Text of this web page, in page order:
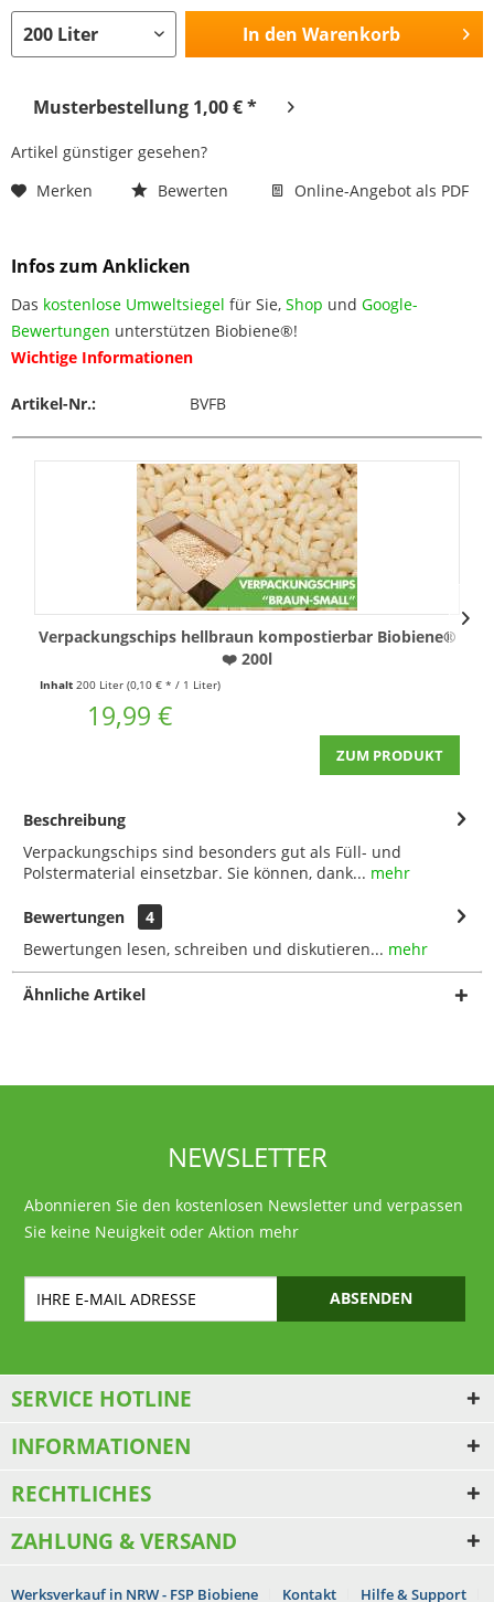
In den Warenkorb
Musterbestellung 1,00 € *
Artikel günstiger gesehen?
Merken
Bewerten Online-Angebot als PDF
Infos zum Anklicken
Das kostenlose Umweltsiegel für Sie, Shop und Google-
Bewertungen unterstützen Biobiene®!
Wichtige Informationen
Artikel-Nr.: BVFB
Verpackungschips hellbraun kompostierbar Biobiene®
❤️ 200l
Inhalt 200 Liter (0,10 € * / 1 Liter)
19,99 €
ZUM PRODUKT
Beschreibung
Verpackungschips sind besonders gut als Füll- und
Polstermaterial einsetzbar. Sie können, dank... mehr
Bewertungen
4
Bewertungen lesen, schreiben und diskutieren... mehr
Ähnliche Artikel
NEWSLETTER
Abonnieren Sie den kostenlosen Newsletter und verpassen
Sie keine Neuigkeit oder Aktion mehr
ABSENDEN
SERVICE HOTLINE
INFORMATIONEN
RECHTLICHES
ZAHLUNG & VERSAND
Werksverkauf in NRW - FSP Biobiene Kontakt Hilfe & Support